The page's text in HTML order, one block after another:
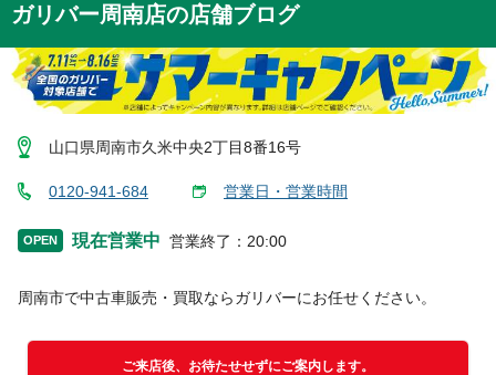
ガリバー周南店の店舗ブログ
山口県周南市久米中央2丁目8番16号
0120-941-684 営業日・営業時間
OPEN 現在営業中 営業終了 ： 20:00
周南市で中古車販売・買取ならガリバーにお任せください。
ご来店後、お待たせせずにご案内します。